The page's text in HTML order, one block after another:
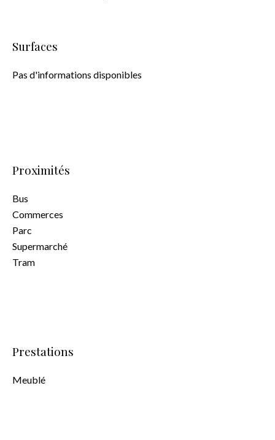
Surfaces
Pas d'informations disponibles
Proximités
Bus
Commerces
Parc
Supermarché
Tram
Prestations
Meublé